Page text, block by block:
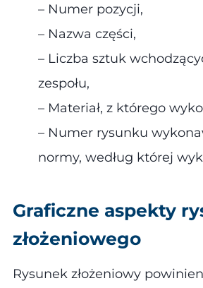
– Numer pozycji,
– Nazwa części,
– Liczba sztuk
zespołu,
– Materiał, z którego
– Numer rysunku
normy, według której
Graficzne aspekty
złożeniowego
Rysunek złożeniowy